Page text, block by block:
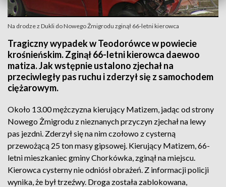
Na drodze z Dukli do Nowego Żmigrodu zginął 66-letni kierowca
Tragiczny wypadek w Teodorówce w powiecie
krośnieńskim. Zginął 66-letni kierowca daewoo
matiza. Jak wstępnie ustalono zjechał na
przeciwległy pas ruchu i zderzył się z samochodem
ciężarowym.
Około 13.00 mężczyzna kierujący Matizem, jadąc od strony
Nowego Żmigrodu z nieznanych przyczyn zjechał na lewy
pas jezdni. Zderzył się na nim czołowo z cysterną
przewożącą 25 ton masy gipsowej. Kierujący Matizem, 66-
letni mieszkaniec gminy Chorkówka, zginął na miejscu.
Kierowca cysterny nie odniósł obrażeń. Z informacji policji
wynika, że był trzeźwy. Droga została zablokowana,